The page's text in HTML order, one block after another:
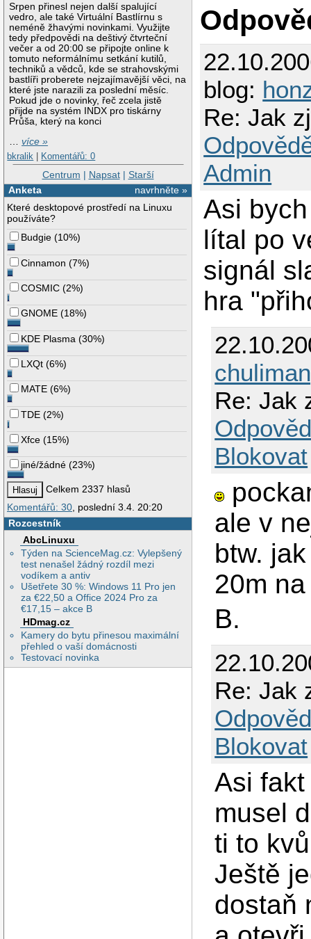
Srpen přinesl nejen další spalující
vedro, ale také Virtuální Bastlírnu s
neméně žhavými novinkami. Využijte
tedy předpovědi na deštivý čtvrteční
večer a od 20:00 se připojte online k
tomuto neformálnímu setkání kutilů,
techniků a vědců, kde se strahovskými
bastlíři proberete nejzajímavější věci, na
které jste narazili za poslední měsíc.
Pokud jde o novinky, řeč zcela jistě
přijde na systém INDX pro tiskárny
Průša, který na konci
…více »
bkralik
Komentářů: 0
Centrum | Napsat| Starší
navrhněte »
Anketa
Které desktopové prostředí na Linuxu
používáte?
Budgie (10%)
Cinnamon (7%)
COSMIC (2%)
GNOME (18%)
KDE Plasma (30%)
LXQt (6%)
MATE (6%)
TDE (2%)
Xfce (15%)
jiné/žádné (23%)
Celkem 2337 hlasů
Komentářů: 30 , poslední 3.4. 20:20
Rozcestník
AbcLinuxu
Týden na ScienceMag.cz: Vylepšený
test nenašel žádný rozdíl mezi
vodíkem a antiv
Ušetřete 30 %: Windows 11 Pro jen
za €22,50 a Office 2024 Pro za
€17,15 – akce B
HDmag.cz
Kamery do bytu přinesou maximální
přehled o vaší domácnosti
Testovací novinka
blog:
Re: Jak
Admin
Asi
lítal po
signál
hra
Re: Jak
Blokovat
ale v
btw.
20m
B.
Re: Jak
Blokovat
Asi
musel
ti to
Ještě
dostaň